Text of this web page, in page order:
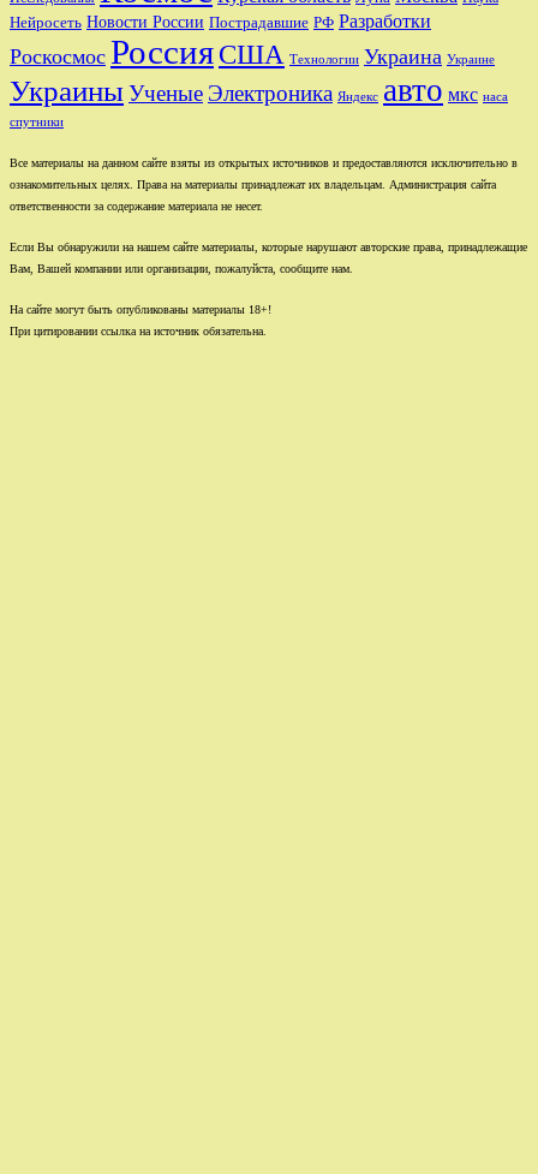
Нейросеть Новости России Пострадавшие РФ Разработки
Роскосмос Россия США Технологии Украина Украине
УкраиныУченые Электроника Яндекс авто мкс наса
спутники
Все материалы на данном сайте взяты из открытых источников и предоставляются исключительно в
ознакомительных целях. Права на материалы принадлежат их владельцам. Администрация сайта
ответственности за содержание материала не несет.
Если Вы обнаружили на нашем сайте материалы, которые нарушают авторские права, принадлежащие
Вам, Вашей компании или организации, пожалуйста, сообщите нам.
На сайте могут быть опубликованы материалы 18+!
При цитировании ссылка на источник обязательна.